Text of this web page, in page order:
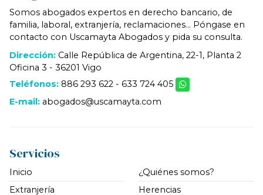
Somos abogados expertos en derecho bancario, de
familia, laboral, extranjería, reclamaciones... Póngase en
contacto con Uscamayta Abogados y pida su consulta.
Dirección: Calle República de Argentina, 22-1, Planta 2
Oficina 3 - 36201 Vigo
Teléfonos: 886 293 622 - 633 724 405
E-mail: abogados@uscamayta.com
Servicios
Inicio
¿Quiénes somos?
Extranjería
Herencias